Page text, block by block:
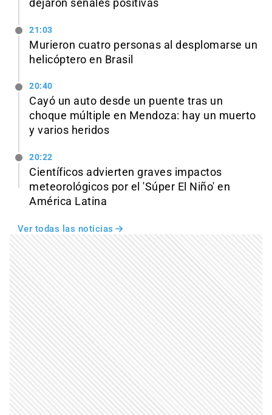
dejaron señales positivas
21:03
Murieron cuatro personas al desplomarse un
helicóptero en Brasil
20:40
Cayó un auto desde un puente tras un
choque múltiple en Mendoza: hay un muerto
y varios heridos
20:22
Científicos advierten graves impactos
meteorológicos por el 'Súper El Niño' en
América Latina
Ver todas las noticias